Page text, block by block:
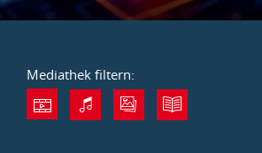
Mediathek filtern: